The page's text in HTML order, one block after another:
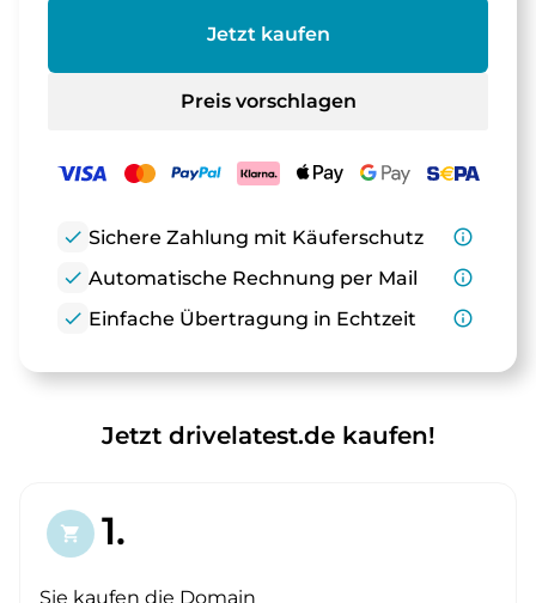
Jetzt kaufen
Preis vorschlagen
check Sichere Zahlung mit Käuferschutz
info_outline
check Automatische Rechnung per Mail
info_outline
check Einfache Übertragung in Echtzeit info_outline
Jetzt drivelatest.de kaufen!
shopping_cart 1.
Sie kaufen die Domain